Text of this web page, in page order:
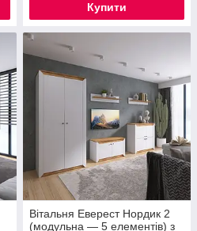
Купити
Вітальня Еверест Нордик 2
(модульна — 5 елементів) з